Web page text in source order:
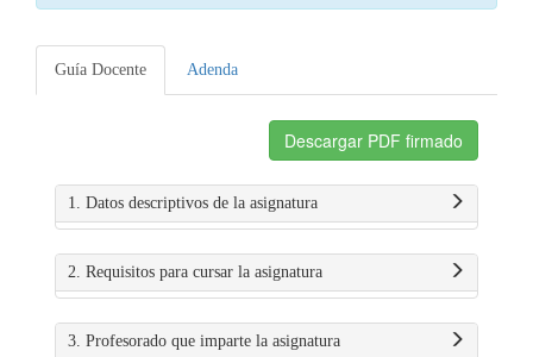
Guía Docente Adenda
Descargar PDF firmado
1. Datos descriptivos de la asignatura
2. Requisitos para cursar la asignatura
3. Profesorado que imparte la asignatura